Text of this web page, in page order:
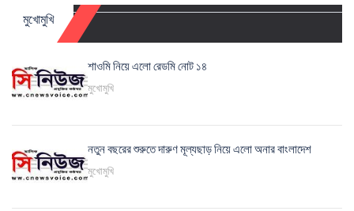
মুখোমুখি
শাওমি নিয়ে এলো রেডমি নোট ১৪
মুখোমুখি
নতুন বছরের শুরুতে দারুণ মূল্যছাড় নিয়ে এলো অনার বাংলাদেশ
মুখোমুখি